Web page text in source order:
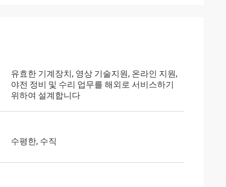
유효한 기계장치, 영상 기술지원, 온라인 지원,
야전 정비 및 수리 업무를 해외로 서비스하기
위하여 설계합니다
수평한, 수직